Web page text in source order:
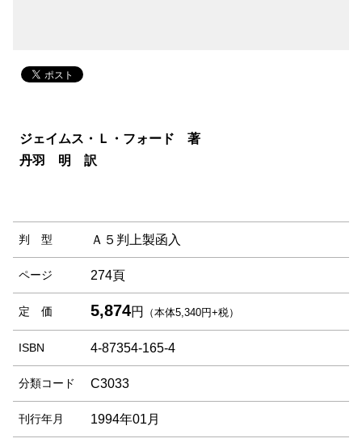
ジェイムス・Ｌ・フォード 著
丹羽 明 訳
判 型 Ａ５判上製函入
ページ 274頁
定 価 5,874円 （本体5,340円+税）
ISBN 4-87354-165-4
分類コード C3033
刊行年月 1994年01月